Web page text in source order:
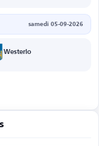
samedi 05-09-2026
Westerlo